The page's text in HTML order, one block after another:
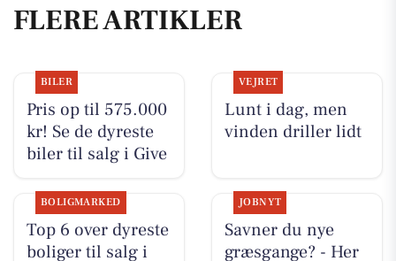
FLERE ARTIKLER
BILER
Pris op til 575.000
kr! Se de dyreste
biler til salg i Give
VEJRET
Lunt i dag, men
vinden driller lidt
BOLIGMARKED
Top 6 over dyreste
boliger til salg i
JOBNYT
Savner du nye
græsgange? - Her